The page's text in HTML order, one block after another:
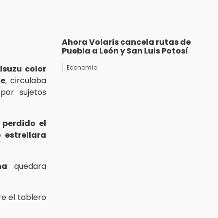
color
, circulaba
sujetos
perdido el
estrellara
quedara
el tablero
Ahora Volaris cancela rutas de
Puebla a León y San Luis Potosí
Economía